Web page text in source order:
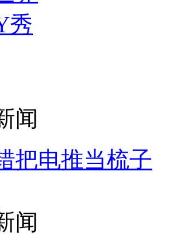
人客车翻车
去植树
大战”
秀
闻
把电推当梳子
闻